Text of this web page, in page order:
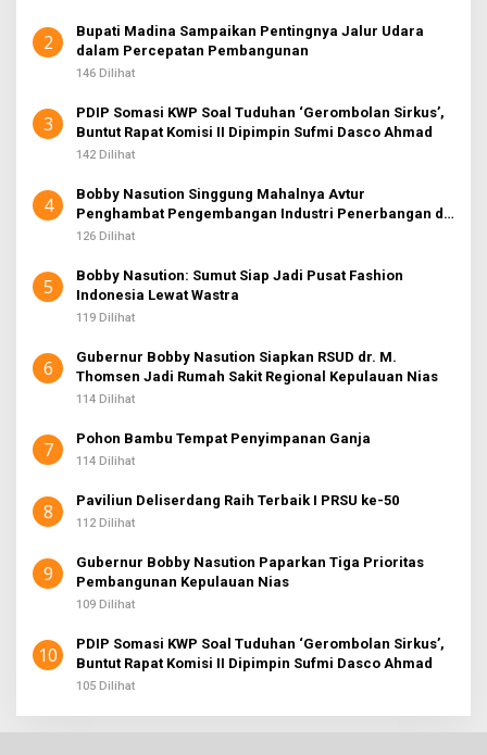
2
Bupati Madina Sampaikan Pentingnya Jalur Udara
dalam Percepatan Pembangunan
146 Dilihat
3
PDIP Somasi KWP Soal Tuduhan ‘Gerombolan Sirkus’,
Buntut Rapat Komisi II Dipimpin Sufmi Dasco Ahmad
142 Dilihat
4
Bobby Nasution Singgung Mahalnya Avtur
Penghambat Pengembangan Industri Penerbangan di
Sumut
126 Dilihat
5
Bobby Nasution: Sumut Siap Jadi Pusat Fashion
Indonesia Lewat Wastra
119 Dilihat
6
Gubernur Bobby Nasution Siapkan RSUD dr. M.
Thomsen Jadi Rumah Sakit Regional Kepulauan Nias
114 Dilihat
7 Pohon Bambu Tempat Penyimpanan Ganja
114 Dilihat
8 Paviliun Deliserdang Raih Terbaik I PRSU ke-50
112 Dilihat
9
Gubernur Bobby Nasution Paparkan Tiga Prioritas
Pembangunan Kepulauan Nias
109 Dilihat
10
PDIP Somasi KWP Soal Tuduhan ‘Gerombolan Sirkus’,
Buntut Rapat Komisi II Dipimpin Sufmi Dasco Ahmad
105 Dilihat